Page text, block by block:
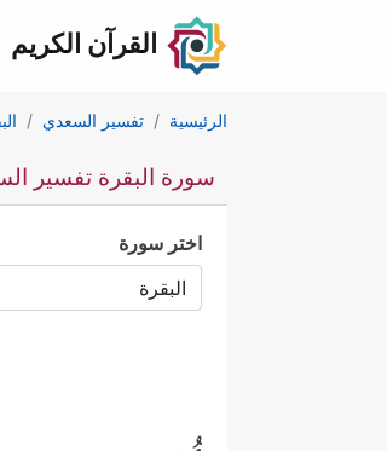
القرآن الكريم
الرئيسية تفسير السعدي
سورة البقرة تفسير
اختر سورة